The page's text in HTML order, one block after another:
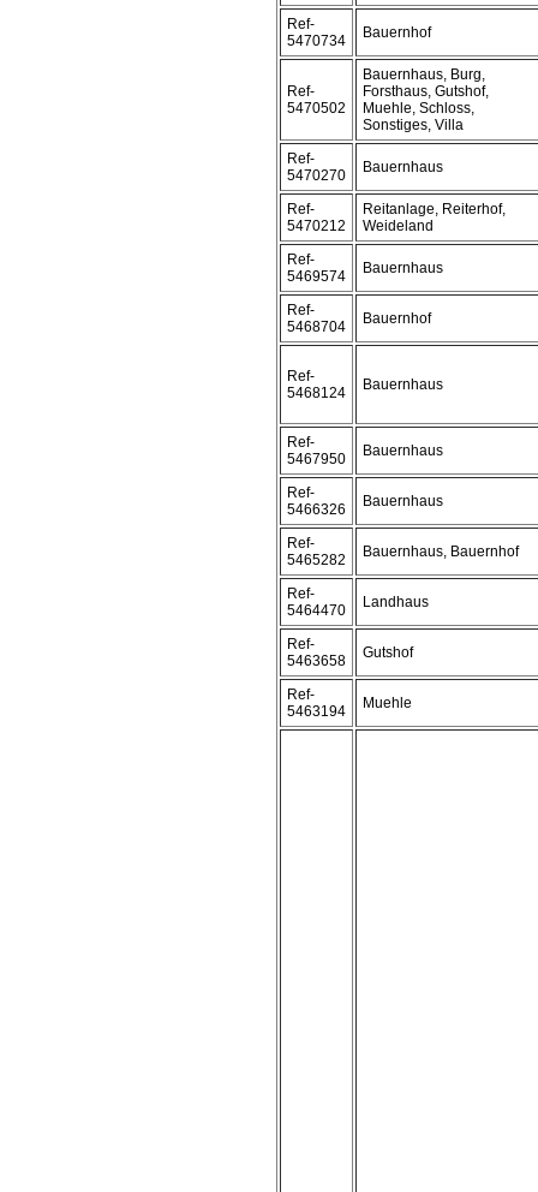
Ref-
5470734
Bauernhof
Ref-
5470502
Bauernhaus, Burg,
Forsthaus, Gutshof,
Muehle, Schloss,
Sonstiges, Villa
Ref-
5470270
Bauernhaus
Ref-
5470212
Reitanlage, Reiterhof,
Weideland
Ref-
5469574
Bauernhaus
Ref-
5468704
Bauernhof
Ref-
5468124
Bauernhaus
Ref-
5467950
Bauernhaus
Ref-
5466326
Bauernhaus
Ref-
5465282
Bauernhaus, Bauernhof
Ref-
5464470
Landhaus
Ref-
5463658
Gutshof
Ref-
5463194
Muehle